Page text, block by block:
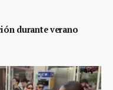
durante verano